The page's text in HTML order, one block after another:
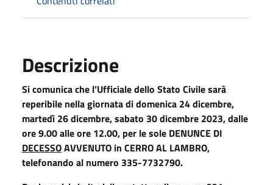
Descrizione
Si comunica che l’Ufficiale dello Stato Civile sarà
reperibile nella giornata di domenica 24 dicembre,
martedì 26 dicembre, sabato 30 dicembre 2023, dalle
ore 9.00 alle ore 12.00, per le sole DENUNCE DI
DECESSOAVVENUTO in CERRO AL LAMBRO,
telefonando al numero 335-7732790.